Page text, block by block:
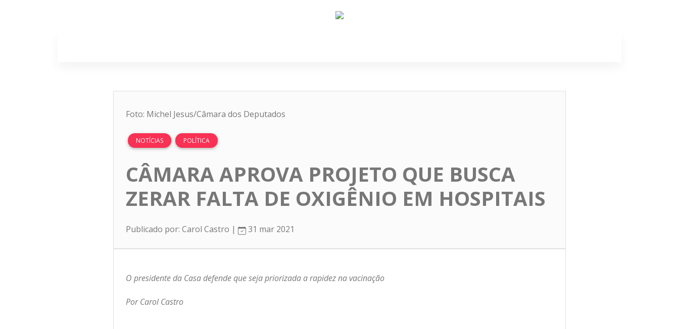
Foto: Michel Jesus/Câmara dos Deputados
NOTÍCIAS POLÍTICA
CÂMARA APROVA PROJETO QUE BUSCA
ZERAR FALTA DE OXIGÊNIO EM HOSPITAIS
Publicado por: Carol Castro | 31 mar 2021
O presidente da Casa defende que seja priorizada a rapidez na vacinação
Por Carol Castro